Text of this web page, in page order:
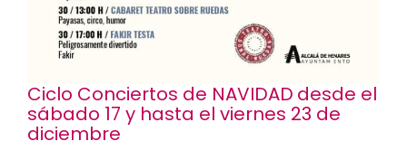
Ciclo Conciertos de NAVIDAD desde el
sábado 17 y hasta el viernes 23 de
diciembre